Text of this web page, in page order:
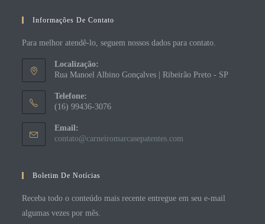
Informações De Contato
Para melhor atendê-lo, seguem nossos dados para contato.
Localização:
Rua Manoel Albino Gonçalves | Ribeirão Preto - SP
Telefone:
(16) 99436-3076
Email:
contato@carneiromarcasepatentes.com
Boletim De Notícias
Receba todo o conteúdo mais recente entregue em seu e-mail
algumas vezes por mês.